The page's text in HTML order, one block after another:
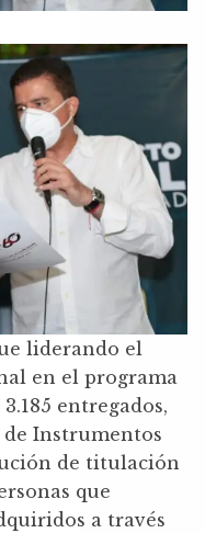
liderando el
en el programa
entregados,
de Instrumentos
de titulación
que
a través